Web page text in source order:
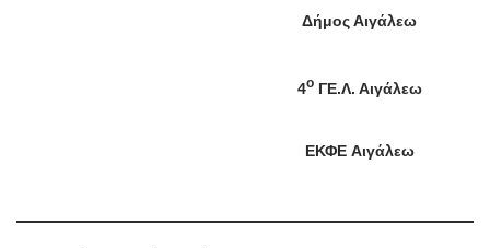
Δήμος Αιγάλεω
4οΓΕ.Λ. Αιγάλεω
ΕΚΦΕ Αιγάλεω